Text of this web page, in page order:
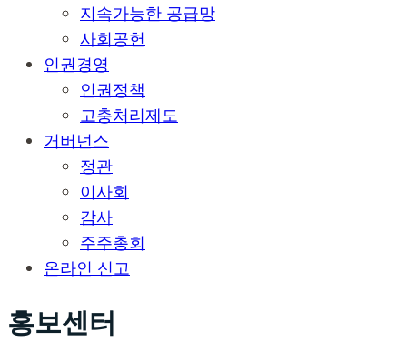
지속가능한 공급망
사회공헌
인권경영
인권정책
고충처리제도
거버넌스
정관
이사회
감사
주주총회
온라인 신고
홍보센터